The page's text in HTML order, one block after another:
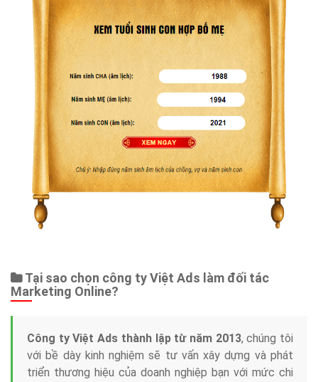
Tại sao chọn công ty Việt Ads làm đối tác
Marketing Online?
Công ty Việt Ads thành lập từ năm 2013, chúng tôi
với bề dày kinh nghiệm sẽ tư vấn xây dựng và phát
triển thương hiệu của doanh nghiệp bạn với mức chi